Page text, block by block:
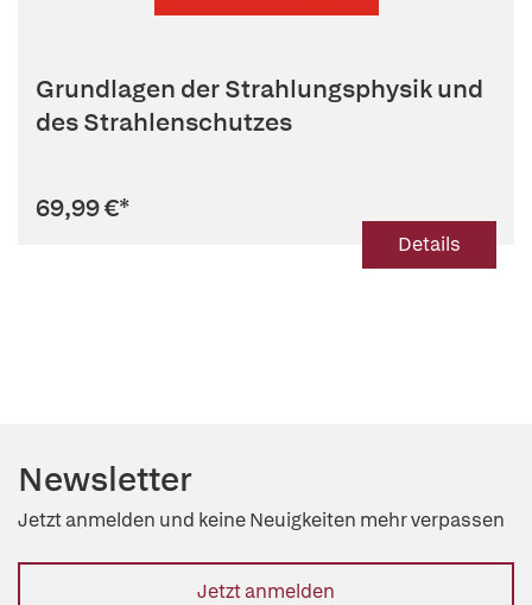
Grundlagen der Strahlungsphysik und
des Strahlenschutzes
69,99 €*
Details
Newsletter
Jetzt anmelden und keine Neuigkeiten mehr verpassen
Jetzt anmelden